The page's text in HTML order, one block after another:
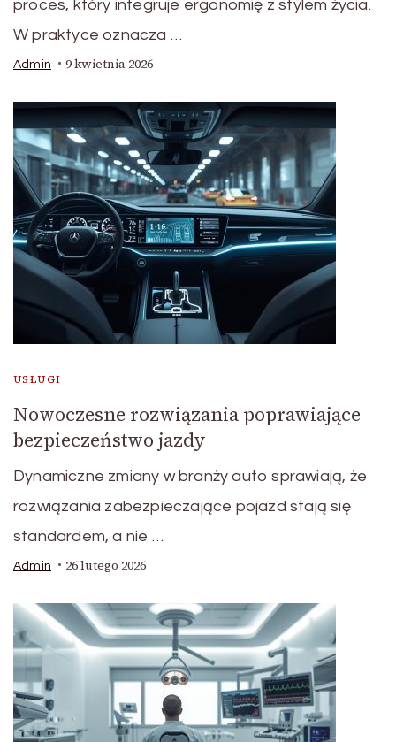
proces, który integruje ergonomię z stylem życia.
W praktyce oznacza …
Admin 9 kwietnia 2026
USŁUGI
Nowoczesne rozwiązania poprawiające
bezpieczeństwo jazdy
Dynamiczne zmiany w branży auto sprawiają, że
rozwiązania zabezpieczające pojazd stają się
standardem, a nie …
Admin 26 lutego 2026